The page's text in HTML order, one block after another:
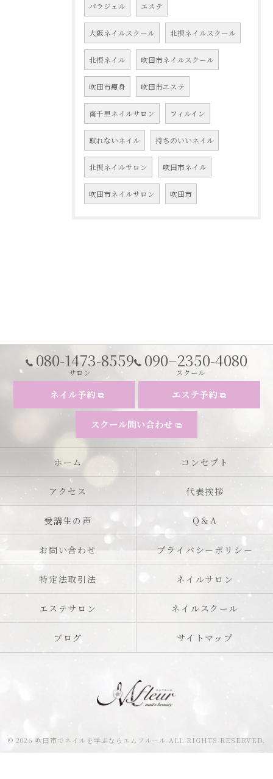
パラジェル エステ
大阪ネイルスクール 北摂ネイルスクール
北摂ネイル 吹田市ネイルスクール
吹田市痩身 吹田市エステ
南千里ネイルサロン フィルイン
取れないネイル 持ちのいいネイル
北摂ネイルサロン 吹田市ネイル
吹田市ネイルサロン 吹田市
080-1473-8559
サロン
090−2350-4080
スクール
ネイル予約
スクール問い合わせ
エステ予約
ホーム コンセプト
アクセス 代表挨拶
受講生の声 Q＆A
お問い合わせ プライバシーポリシー
特定法取引法 ネイルサロン
エステサロン ネイルスクール
ブログ サイトマップ
© 2026 吹田市でネイルを学ぶならエムフルール ALL RIGHTS RESERVED.